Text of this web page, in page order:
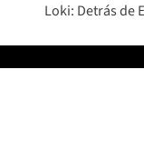
Loki: Detrás de